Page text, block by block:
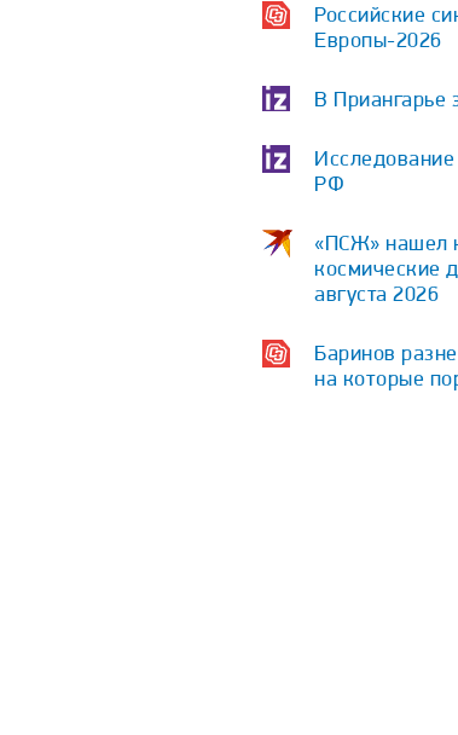
Российские
Европы-2026
В Приангарье
РФ
«ПСЖ» нашел
космические
августа 2026
Баринов
на которые